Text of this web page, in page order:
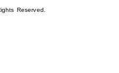
Reserved.